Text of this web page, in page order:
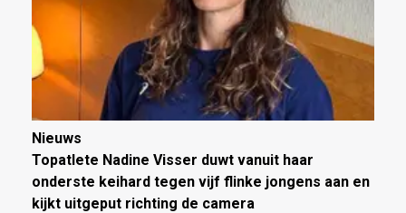
Nieuws
Topatlete Nadine Visser duwt vanuit haar
onderste keihard tegen vijf flinke jongens aan en
kijkt uitgeput richting de camera